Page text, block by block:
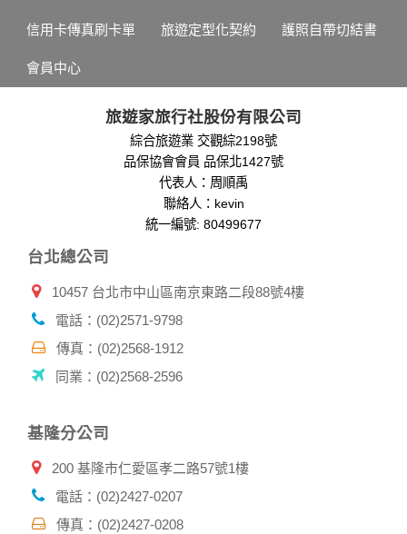
信用卡傳真刷卡單 旅遊定型化契約 護照自帶切結書
會員中心
旅遊家旅行社股份有限公司
綜合旅遊業 交觀綜2198號
品保協會會員 品保北1427號
代表人：周順禹
聯絡人：kevin
統一編號: 80499677
台北總公司
10457 台北市中山區南京東路二段88號4樓
電話：(02)2571-9798
傳真：(02)2568-1912
同業：(02)2568-2596
基隆分公司
200 基隆市仁愛區孝二路57號1樓
電話：(02)2427-0207
傳真：(02)2427-0208